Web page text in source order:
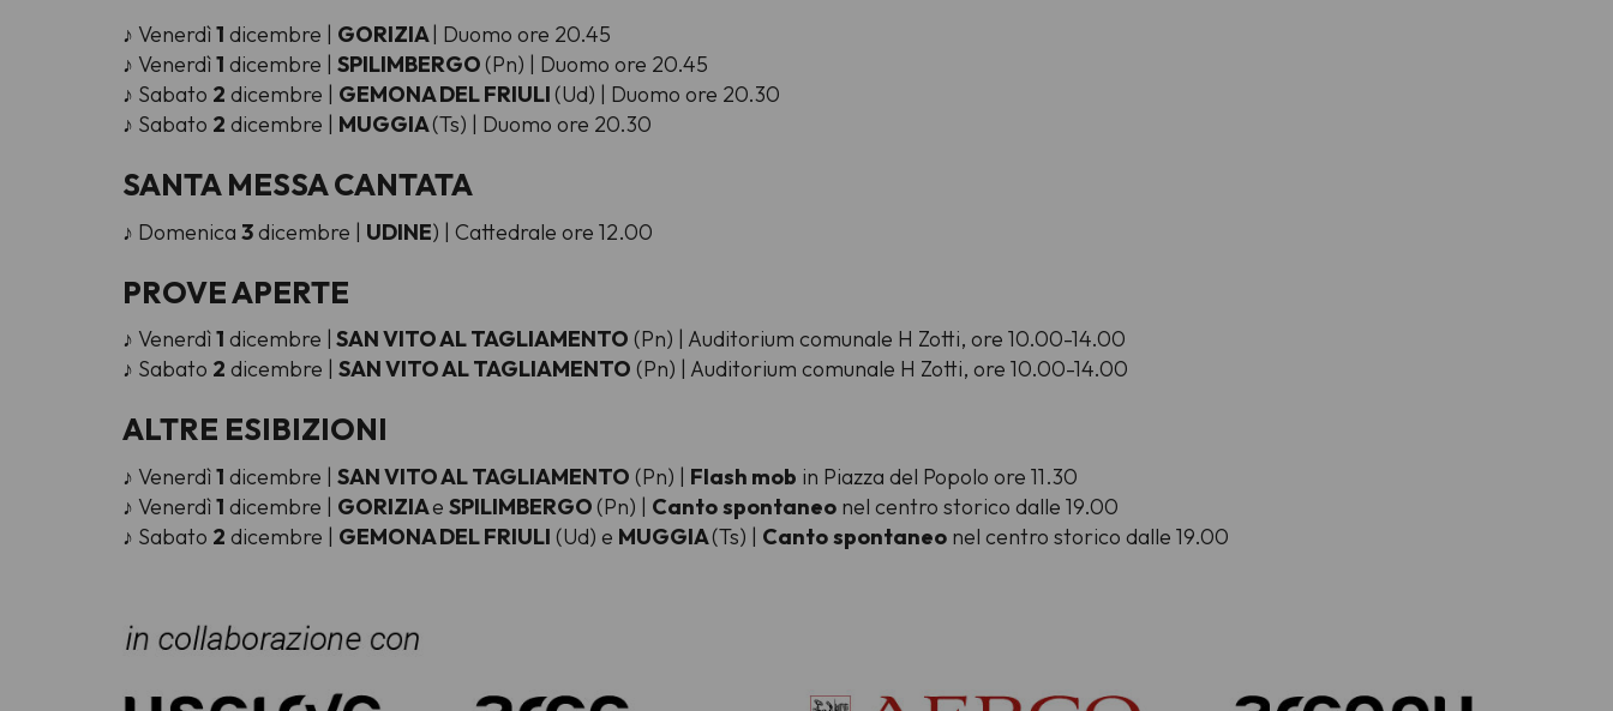
♪ Venerdì1 dicembre | GORIZIA| Duomo ore 20.45
♪ Venerdì1 dicembre | SPILIMBERGO(Pn) | Duomo ore 20.45
♪ Sabato 2 dicembre | GEMONA DEL FRIULI(Ud) | Duomo ore 20.30
♪ Sabato 2 dicembre | MUGGIA(Ts) | Duomo ore 20.30
SANTA MESSA CANTATA
♪ Domenica 3dicembre | UDINE) | Cattedrale ore 12.00
PROVE APERTE
♪ Venerdì1 dicembre | SAN VITO AL TAGLIAMENTO (Pn) | Auditorium comunale H Zotti, ore 10.00-14.00
♪ Sabato 2 dicembre | SAN VITO AL TAGLIAMENTO (Pn) | Auditorium comunale H Zotti, ore 10.00-14.00
ALTRE ESIBIZIONI
♪ Venerdì1 dicembre | SAN VITO AL TAGLIAMENTO (Pn) | Flash mob in Piazza del Popolo ore 11.30
♪ Venerdì1 dicembre | GORIZIAe SPILIMBERGO(Pn) | Cantospontaneo nel centro storico dalle 19.00
♪ Sabato 2 dicembre | GEMONA DEL FRIULI (Ud) e MUGGIA(Ts) | Cantospontaneo nel centro storico dalle 19.00